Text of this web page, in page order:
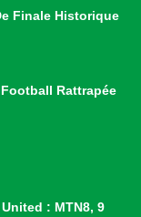
Finale Historique
Rattrapée
: MTN8, 9